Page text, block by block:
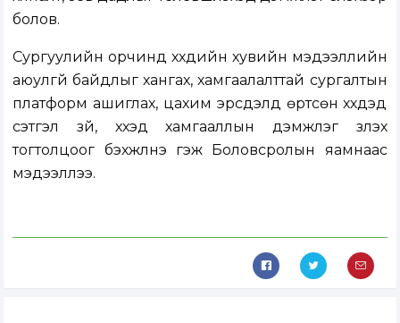
болов.
Сургуулийн орчинд хүүхдийн хувийн мэдээллийн
аюулгүй байдлыг хангах, хамгаалалттай сургалтын
платформ ашиглах, цахим эрсдэлд өртсөн хүүхдэд
сэтгэл зүй, хүүхэд хамгааллын дэмжлэг үзүүлэх
тогтолцоог бэхжүүлнэ гэж Боловсролын яамнаас
мэдээллээ.